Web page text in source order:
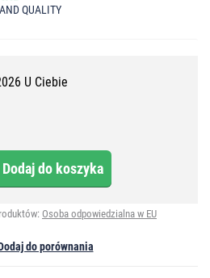
QUALITY
U Ciebie
Dodaj do koszyka
Osoba odpowiedzialna w EU
do porównania